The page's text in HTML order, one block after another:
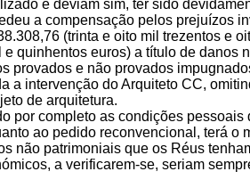
e deviam sim, ter sido
a compensação pelos prejuízos
(trinta e oito mil trezentos e
quinhentos euros) a título de danos
provados e não provados
a intervenção do Arquiteto CC,
de arquitetura.
por completo as condições
ao pedido reconvencional, terá
não patrimoniais que os Réus
a verificarem-se, seriam